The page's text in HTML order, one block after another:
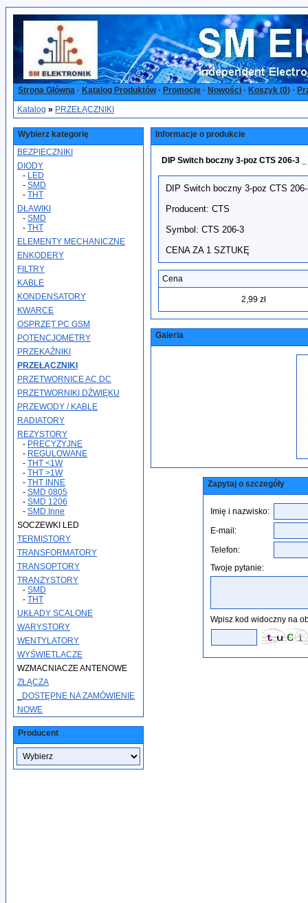
Strona Główna · Katalog Produktów· Promocje · Nowości · Koszyk (0) ·
Katalog » PRZEŁĄCZNIKI
Wybierz kategorię
BEZPIECZNIKI
DIODY
- LED
- SMD
- THT
DŁAWIKI
- SMD
- THT
ELEMENTY MECHANICZNE
ENKODERY
FILTRY
KABLE
KONDENSATORY
KWARCE
OSPRZĘT PC GSM
POTENCJOMETRY
PRZEKAŹNIKI
PRZEŁĄCZNIKI
PRZETWORNICE AC DC
PRZETWORNIKI DŹWIĘKU
PRZEWODY / KABLE
RADIATORY
REZYSTORY
- PRECYZYJNE
- REGULOWANE
- THT <1W
- THT >1W
- THT INNE
- SMD 0805
- SMD 1206
- SMD Inne
SOCZEWKI LED
TERMISTORY
TRANSFORMATORY
TRANSOPTORY
TRANZYSTORY
- SMD
- THT
UKŁADY SCALONE
WARYSTORY
WENTYLATORY
WYŚWIETLACZE
WZMACNIACZE ANTENOWE
ZŁĄCZA
_DOSTĘPNE NA ZAMÓWIENIE
NOWE
Producent
Informacje o produkcie
DIP Switch boczny 3-poz CTS 206-3
DIP Switch boczny 3-poz CTS
Producent: CTS
Symbol: CTS 206-3
CENA ZA 1 SZTUKĘ
Cena
2,99 zł
Galeria
Zapytaj o szczegóły
Imię i nazwisko:
E-mail:
Telefon:
Twoje pytanie:
Wpisz kod widoczny na